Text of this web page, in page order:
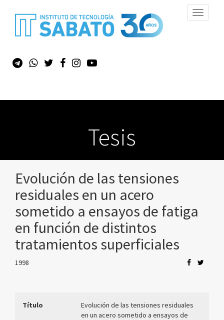
Toggle
Tesis
Evolución de las tensiones
residuales en un acero
sometido a ensayos de fatiga
en función de distintos
tratamientos superficiales
1998
Título
Evolución de las tensiones residuales
en un acero sometido a ensayos de